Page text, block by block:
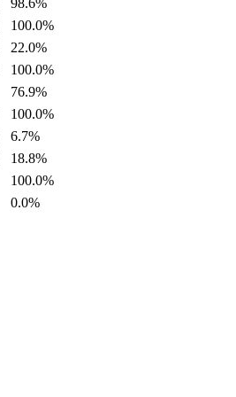
98.6%
100.0%
22.0%
100.0%
76.9%
100.0%
6.7%
18.8%
100.0%
0.0%